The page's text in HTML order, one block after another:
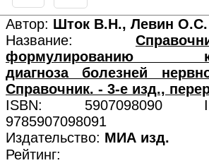
Автор: Шток В.Н., Левин О.С.
Название:
формулированию
диагноза болезней
Справочник. - 3-е изд.,
ISBN: 5907098090
9785907098091
Издательство: МИА изд.
Рейтинг: